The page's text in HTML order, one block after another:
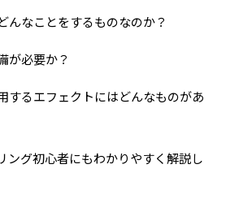
んなことをするものなのか？
が必要か？
するエフェクトにはどんなものがあ
ング初心者にもわかりやすく解説し